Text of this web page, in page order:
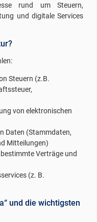
rund um Steuern,
und digitale Services
Steuern (z.B.
von elektronischen
Daten (Stammdaten,
Mitteilungen)
Verträge und
(z. B.
und die wichtigsten